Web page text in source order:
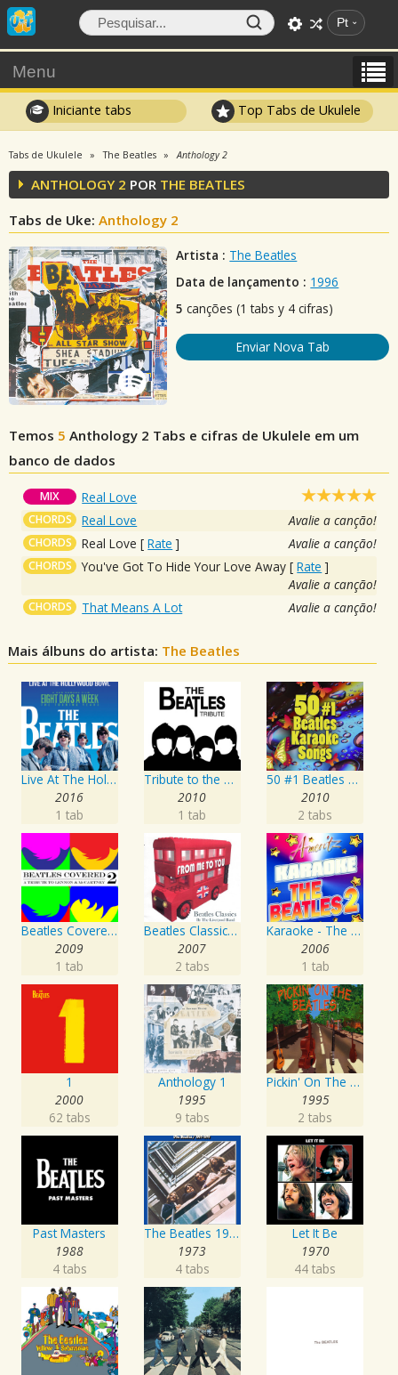
Pt
Menu
Iniciante tabs Top Tabs de Ukulele
Tabs de Ukulele The Beatles Anthology 2
ANTHOLOGY 2 POR THE BEATLES
Tabs de Uke: Anthology 2
Artista : The Beatles
Data de lançamento : 1996
5 canções (1 tabs y 4 cifras)
Enviar Nova Tab
Temos 5 Anthology 2 Tabs e cifras de Ukulele em um
banco de dados
MIX Real Love
CHORDS Real Love Avalie a canção!
CHORDS Real Love [Rate ] Avalie a canção!
CHORDS You've Got To Hide Your Love Away [Rate ]
Avalie a canção!
CHORDS That Means A Lot Avalie a canção!
Mais álbuns do artista: The Beatles
Live At The Hollywood Bowl
2016
1 tab
Tribute to the Beatles
2010
1 tab
50 #1 Beatles Karaoke Songs
2010
2 tabs
Beatles Covered - A Tribute To Lennon & McCartney Vol. 2
2009
1 tab
Beatles Classics - From Me To You
2007
2 tabs
Karaoke - The Beatles 2
2006
1 tab
1
2000
62 tabs
Anthology 1
1995
9 tabs
Pickin' On The Beatles
1995
2 tabs
Past Masters
1988
4 tabs
The Beatles 1967 - 1970
1973
4 tabs
Let It Be
1970
44 tabs